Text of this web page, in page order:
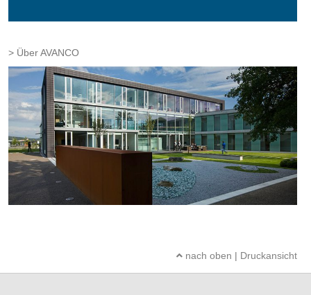
Über AVANCO
nach oben | Druckansicht